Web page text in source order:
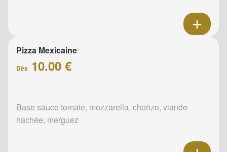
Pizza Mexicaine
Dès 10.00 €
Base sauce tomate, mozzarella, chorizo, viande
hachée, merguez